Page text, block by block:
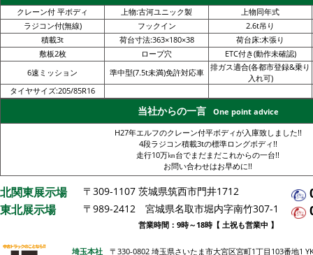
クレーン付 平ボディ
上物:古河ユニック製
上物同年式
ラジコン付(無線)
フックイン
2.6t吊り
積載3t
荷台寸法:363×180×38
荷台床:木張り
敷板2枚
ロープ穴
ETC付き(動作未確認)
6速ミッション
準中型(7.5t未満)免許対応車
排ガス適合(各都市登録&乗り
入れ可)
タイヤサイズ:205/85R16
当社からの一言
One point advice
H27年エルフのクレーン付平ボディが入庫致しました!!
4段ラジコン積載3tの標準ロングボディ!!
走行10万㎞台でまだまだこれからの一台!!
お問い合わせはお早めに!!
北関東展示場 〒309-1107 茨城県筑西市門井1712
東北展示場 〒989-2412 宮城県名取市堀内字南竹307-1
営業時間：9時～18時【 土祝も営業中 】
埼玉本社 〒330-0802 埼玉県さいたま市大宮区宮町1丁目103番地1